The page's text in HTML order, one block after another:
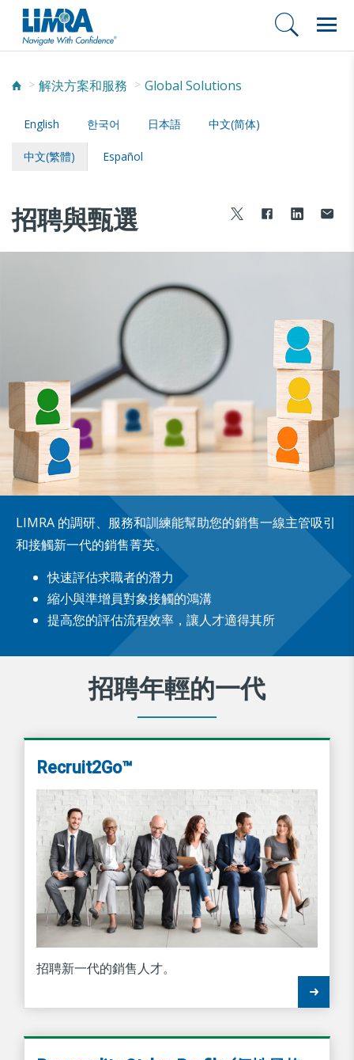
解決方案和服務 Global Solutions
English 한국어 日本語 中文(简体)
中文(繁體) Español
招聘與甄選
LIMRA 的調研、服務和訓練能幫助您的銷售一線主管吸引
和接觸新一代的銷售菁英。
快速評估求職者的潛力
縮小與準增員對象接觸的鴻溝
提高您的評估流程效率，讓人才適得其所
招聘年輕的一代
Recruit2Go™
招聘新一代的銷售人才。